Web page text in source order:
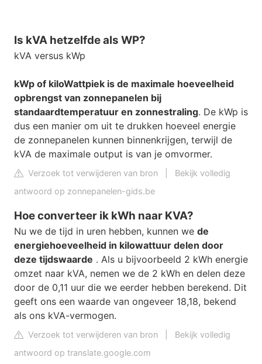
Is kVA hetzelfde als WP?
kVA versus kWp
kWp of kiloWattpiek is de maximale hoeveelheid
opbrengst van zonnepanelen bij
standaardtemperatuur en zonnestraling. De kWp is
dus een manier om uit te drukken hoeveel energie
de zonnepanelen kunnen binnenkrijgen, terwijl de
kVA de maximale output is van je omvormer.
Verzoek tot verwijderen van bron
Bekijk volledig
antwoord op zonnepanelen-gids.be
Hoe converteer ik kWh naar KVA?
Nu we de tijd in uren hebben, kunnen we de
energiehoeveelheid in kilowattuur delen door
deze tijdswaarde . Als u bijvoorbeeld 2 kWh energie
omzet naar kVA, nemen we de 2 kWh en delen deze
door de 0,11 uur die we eerder hebben berekend. Dit
geeft ons een waarde van ongeveer 18,18, bekend
als ons kVA-vermogen.
Verzoek tot verwijderen van bron
Bekijk volledig
antwoord op translate.google.com